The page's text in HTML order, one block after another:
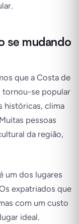
se mudando
que a Costa de
tornou-se popular
históricas, clima
pessoas
da região,
um dos lugares
expatriados que
com um custo
ideal.